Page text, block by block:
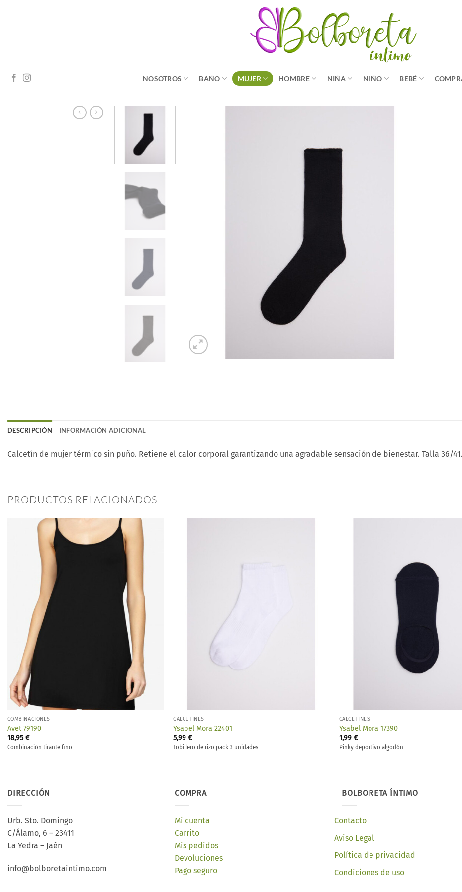
NOSOTROS BAÑO MUJER HOMBRE NIÑA NIÑO BEBÉ
DESCRIPCIÓN INFORMACIÓN ADICIONAL
Calcetín de mujer térmico sin puño. Retiene el calor corporal garantizando una agradable sensación de bienestar. Talla 36/41.
PRODUCTOS RELACIONADOS
a la
COMBINACIONES
Avet 79190
18,95€
Combinación tirante fino
CALCETINES
Ysabel Mora 22401
5,99€
Tobillero de rizo pack 3 unidades
CALCETINES
Ysabel Mora 17390
1,99 €
Pinky deportivo algodón
DIRECCIÓN
Urb. Sto. Domingo
C/Álamo, 6 – 23411
La Yedra – Jaén
info@bolboretaintimo.com
COMPRA
Mi cuenta
Carrito
Mis pedidos
Devoluciones
Pago seguro
BOLBORETA ÍNTIMO
Contacto
Aviso Legal
Política de privacidad
Condiciones de uso